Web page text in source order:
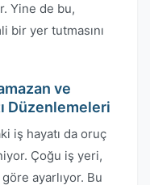
Yine de bu,
bir yer tutmasını
ve
Düzenlemeleri
iş hayatı da oruç
Çoğu iş yeri,
ayarlıyor. Bu